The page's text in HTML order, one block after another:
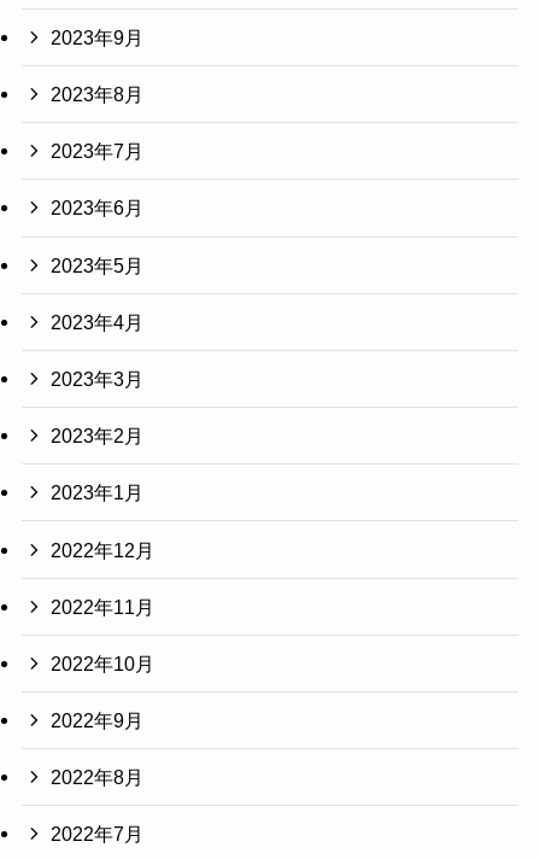
2023年9月
2023年8月
2023年7月
2023年6月
2023年5月
2023年4月
2023年3月
2023年2月
2023年1月
2022年12月
2022年11月
2022年10月
2022年9月
2022年8月
2022年7月